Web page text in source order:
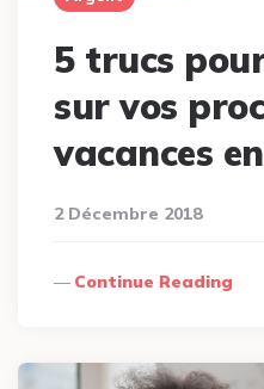
5 trucs
sur vos
vacances
2 Décembre 2018
Continue Reading